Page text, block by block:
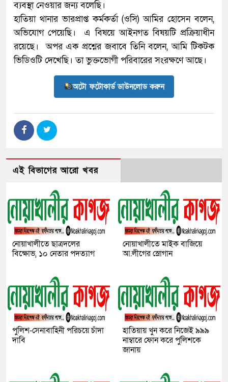
ব্যবস্থা নেওয়ার জন্য বলেছি।
হাতিয়া থানার ভারপ্রাপ্ত কর্মকর্তা (ওসি) আমির হোসেন বলেন,
অভিযোগ পেয়েছি। এ বিষয়ে আইনগত বিষয়টি প্রক্রিয়াধীন
রয়েছে। অপর এক প্রশ্নের জবাবে তিনি বলেন, আমি টিকটক
ভিডিওটি দেখেছি। তা ভুক্তভোগী পরিবারের সংরক্ষণে আছে।
অটো ফটোকার্ড ডাউনলোড করুন
এই বিভাগের আরো খবর
নোয়াখালীতে ছাত্রদলের
বিক্ষোভ, ১০ নেতার পদত্যাগ
নোয়াখালীতে মাইক বাজিয়ে
আ.লীগের স্লোগান
পুলিশ-সেনাবাহিনী পরিচয়ে চাঁদা
দাবি
হাতিয়ায় খুন করে নিজেই ৯৯৯
নাম্বারে ফোন করে পুলিশকে
জানায়